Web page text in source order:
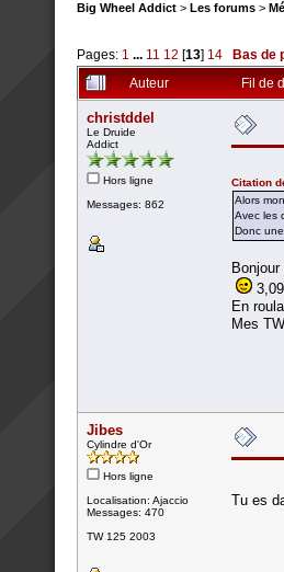
Big Wheel Addict > Les forums >
Pages: 1 ... 11 12 [13] 14
Bas de
Auteur
Fil de
christddel
Le Druide
Addict
Hors ligne
Messages: 862
Citation
Alors
Avec les
Donc
Bonjour
En
Mes
Jibes
Cylindre d'Or
Hors ligne
Localisation: Ajaccio
Messages: 470
TW 125 2003
Tu es